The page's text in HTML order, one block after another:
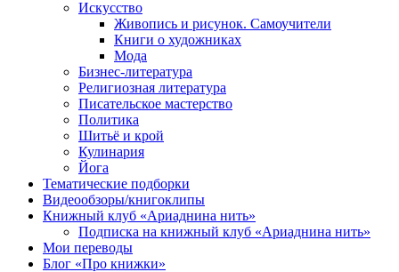
Искусство
Живопись и рисунок. Самоучители
Книги о художниках
Мода
Бизнес-литература
Религиозная литература
Писательское мастерство
Политика
Шитьё и крой
Кулинария
Йога
Тематические подборки
Видеообзоры/книгоклипы
Книжный клуб «Ариаднина нить»
Подписка на книжный клуб «Ариаднина нить»
Мои переводы
Блог «Про книжки»